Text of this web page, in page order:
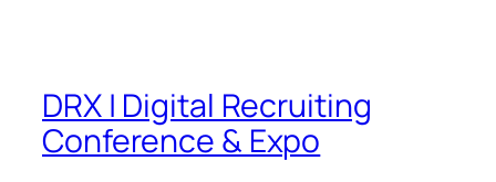
DRX | Digital Recruiting
Conference & Expo